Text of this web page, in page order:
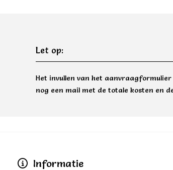
Let op:
Het invullen van het
nog een mail met de totale kosten en
Informatie